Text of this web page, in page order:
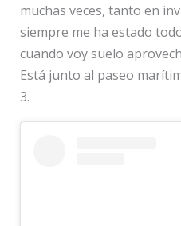
muchas veces, tanto en
siempre me ha estado
cuando voy suelo
Está junto al paseo
3.